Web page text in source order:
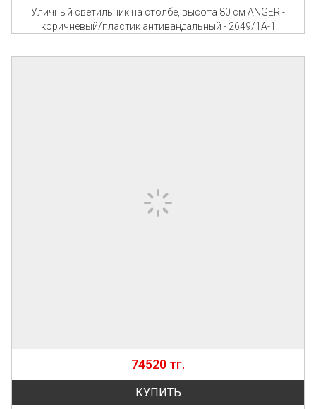
Уличный светильник на столбе, высота 80 см ANGER -
коричневый/пластик антивандальный - 2649/1A-1
74520 тг.
КУПИТЬ